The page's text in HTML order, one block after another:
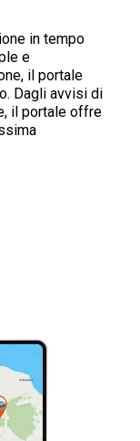
in tempo
e
il portale
Dagli avvisi di
il portale offre